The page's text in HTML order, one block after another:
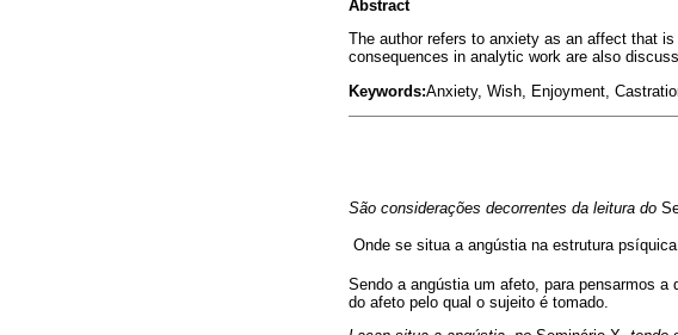
Abstract
The author refers to anxiety as an affect that
consequences in analytic work are also
Keywords:Anxiety, Wish, Enjoyment,
São considerações decorrentes da leitura do
 Onde se situa a angústia na estrutura
Sendo a angústia um afeto, para pensarmos
do afeto pelo qual o sujeito é tomado.